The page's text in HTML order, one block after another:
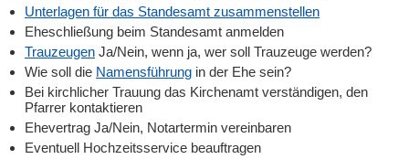
Unterlagen für das Standesamt zusammenstellen
Eheschließung beim Standesamt anmelden
Trauzeugen Ja/Nein, wenn ja, wer soll Trauzeuge werden?
Wie soll die Namensführung in der Ehe sein?
Bei kirchlicher Trauung das Kirchenamt verständigen, den
Pfarrer kontaktieren
Ehevertrag Ja/Nein, Notartermin vereinbaren
Eventuell Hochzeitsservice beauftragen